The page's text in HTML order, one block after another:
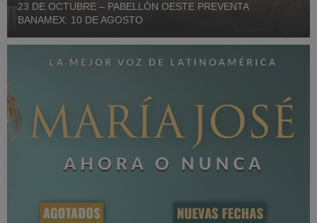
23 DE OCTUBRE – PABELLÓN OESTE PREVENTA
BANAMEX: 10 DE AGOSTO